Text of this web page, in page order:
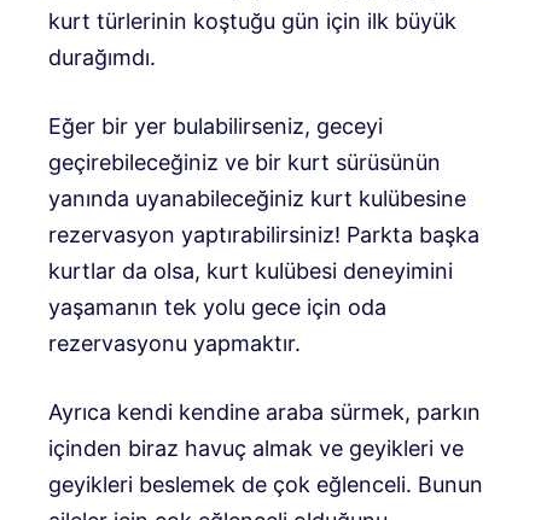
kurt türlerinin koştuğu gün için ilk büyük
durağımdı.
Eğer bir yer bulabilirseniz, geceyi
geçirebileceğiniz ve bir kurt sürüsünün
yanında uyanabileceğiniz kurt kulübesine
rezervasyon yaptırabilirsiniz! Parkta başka
kurtlar da olsa, kurt kulübesi deneyimini
yaşamanın tek yolu gece için oda
rezervasyonu yapmaktır.
Ayrıca kendi kendine araba sürmek, parkın
içinden biraz havuç almak ve geyikleri ve
geyikleri beslemek de çok eğlenceli. Bunun